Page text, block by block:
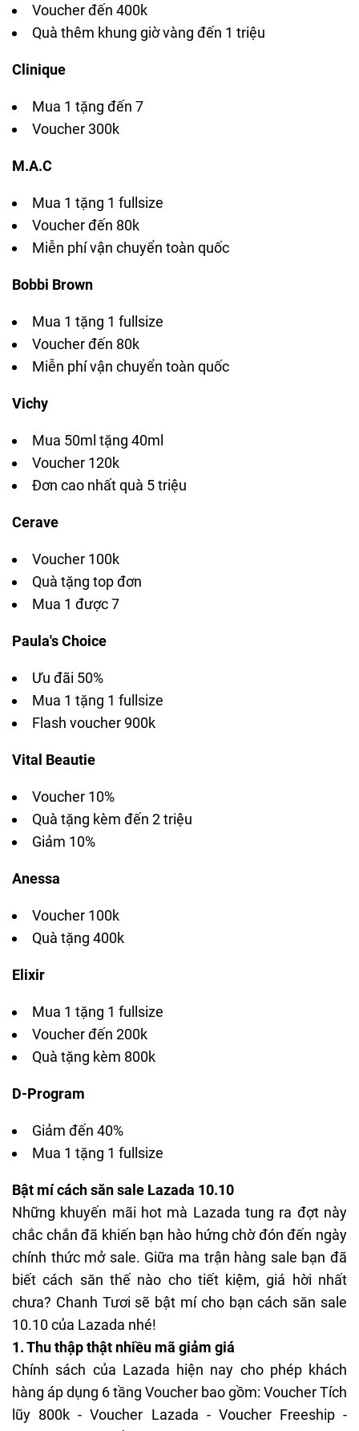
Voucher đến 400k
Quà thêm khung giờ vàng đến 1 triệu
Clinique
Mua 1 tặng đến 7
Voucher 300k
M.A.C
Mua 1 tặng 1 fullsize
Voucher đến 80k
Miễn phí vận chuyển toàn quốc
Bobbi Brown
Mua 1 tặng 1 fullsize
Voucher đến 80k
Miễn phí vận chuyển toàn quốc
Vichy
Mua 50ml tặng 40ml
Voucher 120k
Đơn cao nhất quà 5 triệu
Cerave
Voucher 100k
Quà tặng top đơn
Mua 1 được 7
Paula's Choice
Ưu đãi 50%
Mua 1 tặng 1 fullsize
Flash voucher 900k
Vital Beautie
Voucher 10%
Quà tặng kèm đến 2 triệu
Giảm 10%
Anessa
Voucher 100k
Quà tặng 400k
Elixir
Mua 1 tặng 1 fullsize
Voucher đến 200k
Quà tặng kèm 800k
D-Program
Giảm đến 40%
Mua 1 tặng 1 fullsize
Bật mí cách săn sale Lazada 10.10
Những khuyến mãi hot mà Lazada tung ra đợt này
chắc chắn đã khiến bạn hào hứng chờ đón đến ngày
chính thức mở sale. Giữa ma trận hàng sale bạn đã
biết cách săn thế nào cho tiết kiệm, giá hời nhất
chưa? Chanh Tươi sẽ bật mí cho bạn cách săn sale
10.10 của Lazada nhé!
1. Thu thập thật nhiều mã giảm giá
Chính sách của Lazada hiện nay cho phép khách
hàng áp dụng 6 tầng Voucher bao gồm: Voucher Tích
lũy 800k - Voucher Lazada - Voucher Freeship -